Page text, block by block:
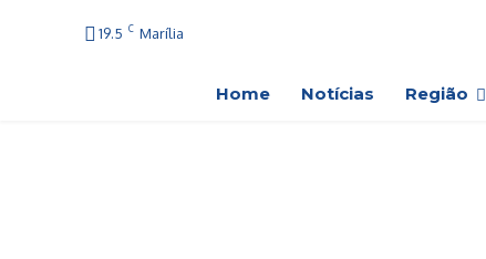
19.5 C Marília
Home Notícias Região